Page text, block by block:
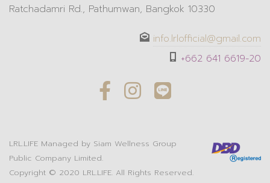
Ratchadamri Rd., Pathumwan, Bangkok 10330
info.lrlofficial@gmail.com
+662 641 6619-20
LRL.LIFE Managed by Siam Wellness Group
Public Company Limited.
Copyright © 2020 LRL.LIFE. All Rights Reserved.